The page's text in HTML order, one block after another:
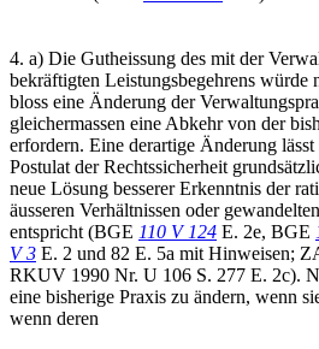
4. a) Die Gutheissung des mit der
bekräftigten Leistungsbegehrens würde
bloss eine Änderung der
gleichermassen eine Abkehr von der
erfordern. Eine derartige Änderung lässt
Postulat der Rechtssicherheit
neue Lösung besserer Erkenntnis der
äusseren Verhältnissen oder
entspricht (BGE 110 V 124 E. 2e, BGE
V 3 E. 2 und 82 E. 5a mit Hinweisen;
RKUV 1990 Nr. U 106 S. 277 E. 2c).
eine bisherige Praxis zu ändern, wenn
wenn deren